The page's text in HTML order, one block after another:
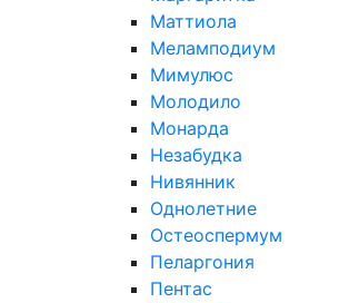
Маттиола
Меламподиум
Мимулюс
Молодило
Монарда
Незабудка
Нивянник
Однолетние
Остеоспермум
Пеларгония
Пентас